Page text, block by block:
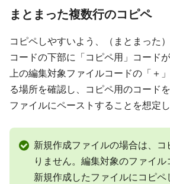
まとまった複数行のコピペ
コピペしやすいよう、（まとまった
コードの下部に「コピペ用」コード
上の編集対象ファイルコードの「＋
る場所を確認し、コピペ用のコード
ファイルにペーストすることを想定し
新規作成ファイルの場合は、コ
りません。編集対象のファイル
新規作成したファイルにコピペ